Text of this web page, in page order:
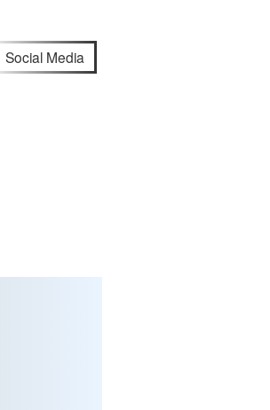
Social Media